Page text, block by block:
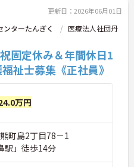
更新日：2026年06月01日
ターたんぎく
医療法人社団丹
固定休み＆年間休日1
祉士募集《正社員》
万円
町島2丁目78－1
駅」徒歩14分